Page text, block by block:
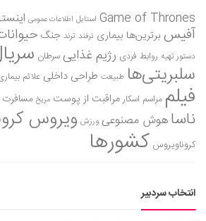
خودرو
سرگرمی
دانستنی‌ها
بازی
طنز
Game of Thrones استایل اطلاعات عمومی
آفیس برترین‌ها بیماری ترفند ترند جنگ
دستور تهیه روابط فردی رژیم غذاییسرطان
سلبریتی‌ها طبیعت طراحی داخلی علائم
فیلم مراسم اسکارمراقبت از پوست مریخ مسافرت
ناساهوش مصنوعی ورزش ویروس
کروناویروس کشورها
انتخاب سردبیر